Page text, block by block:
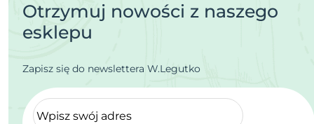
Otrzymuj nowości z naszego
esklepu
Zapisz się do newslettera W.Legutko